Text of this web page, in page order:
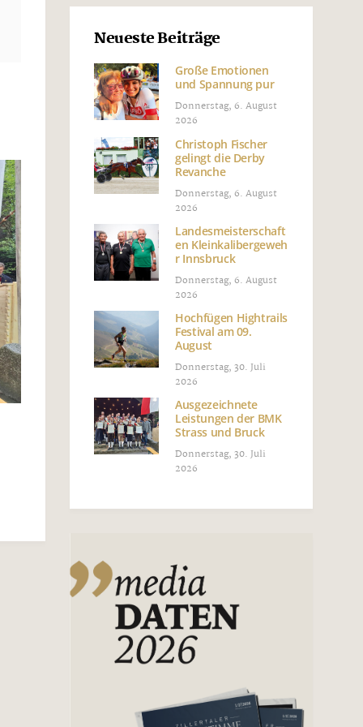
Neueste Beiträge
Große Emotionen
und Spannung pur
Donnerstag, 6. August
2026
Christoph Fischer
gelingt die Derby
Revanche
Donnerstag, 6. August
2026
Landesmeisterschaft
en Kleinkalibergeweh
r Innsbruck
Donnerstag, 6. August
2026
Hochfügen Hightrails
Festival am 09.
August
Donnerstag, 30. Juli
2026
Ausgezeichnete
Leistungen der BMK
Strass und Bruck
Donnerstag, 30. Juli
2026